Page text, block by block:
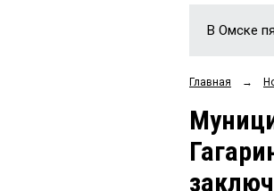
В Омске
Главная →